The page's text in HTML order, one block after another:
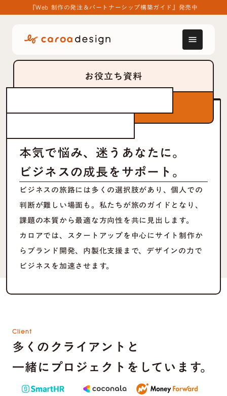
『Web 制作の発注＆パートナーシップ構築ガイド』発売中
menu
ビジネス
お役立ち資料
愛をもって挑み、
本気で悩み、迷うあなたに。
ビジネスの成長をサポート。
ビジネスの旅路には多くの選択肢があり、個人での
判断が難しい場面も。私たちが旅のガイドとなり、
課題の本質から最適な方向性を共に見出します。
カロアでは、スタートアップを中心にサイト制作か
らブランド開発、内製化支援まで、デザインの力で
ビジネスを加速させます。
Client
多くのクライアントと
一緒にプロジェクトをしています。